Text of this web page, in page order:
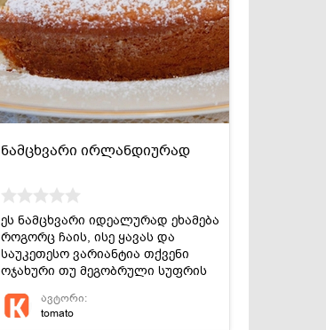
ნამცხვარი ირლანდიურად
ეს ნამცხვარი იდეალურად ეხამება
როგორც ჩაის, ისე ყავას და
საუკეთესო ვარიანტია თქვენი
ოჯახური თუ მეგობრული სუფრის
ავტორი:
tomato